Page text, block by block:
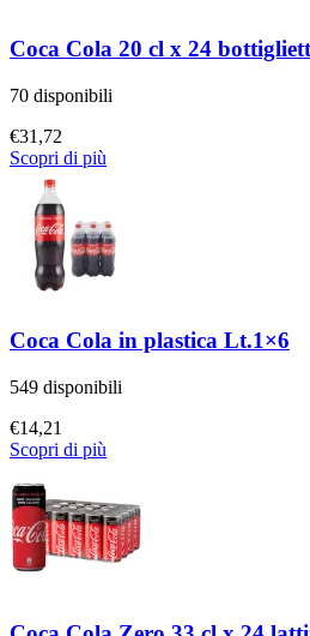
Coca Cola 20 cl x 24
70 disponibili
€31,72
Scopri di più
Coca Cola in plastica Lt.1×6
549 disponibili
€14,21
Scopri di più